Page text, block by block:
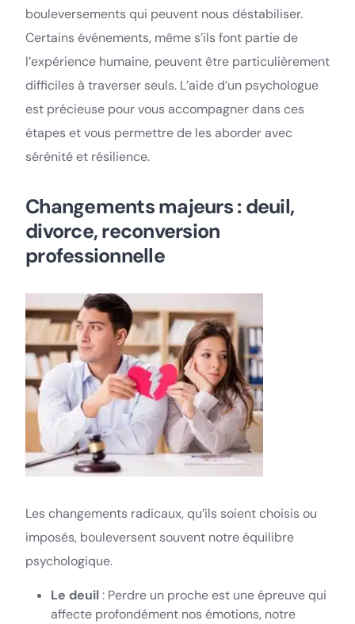
bouleversements qui peuvent nous déstabiliser.
Certains événements, même s’ils font partie de
l’expérience humaine, peuvent être particulièrement
difficiles à traverser seuls. L’aide d’un psychologue
est précieuse pour vous accompagner dans ces
étapes et vous permettre de les aborder avec
sérénité et résilience.
Changements majeurs : deuil,
divorce, reconversion
professionnelle
Les changements radicaux, qu’ils soient choisis ou
imposés, bouleversent souvent notre équilibre
psychologique.
Le deuil: Perdre un proche est une épreuve qui
affecte profondément nos émotions, notre